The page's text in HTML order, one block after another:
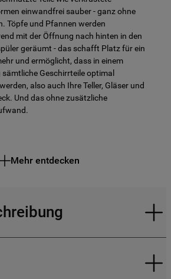
einwandfrei sauber - ganz ohne
Töpfe und Pfannen werden
mit der Öffnung nach hinten in den
geräumt - das schafft Platz für ein
und ermöglicht, dass in einem
Geschirrteile optimal
also auch Ihre Teller, Gläser und
Und das ohne zusätzliche
Mehr entdecken